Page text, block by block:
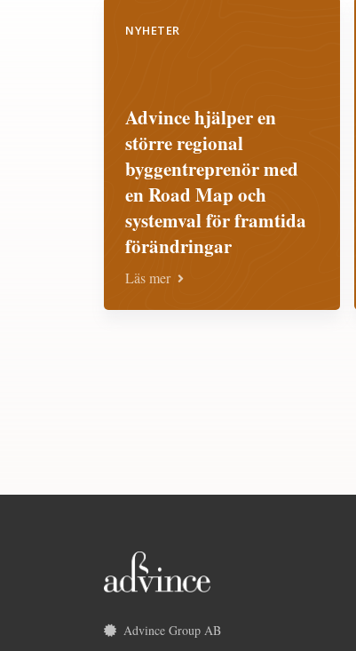
NYHETER
Advince hjälper en
större regional
byggentreprenör med
en Road Map och
systemval för framtida
förändringar
Läs mer
Advince Group AB